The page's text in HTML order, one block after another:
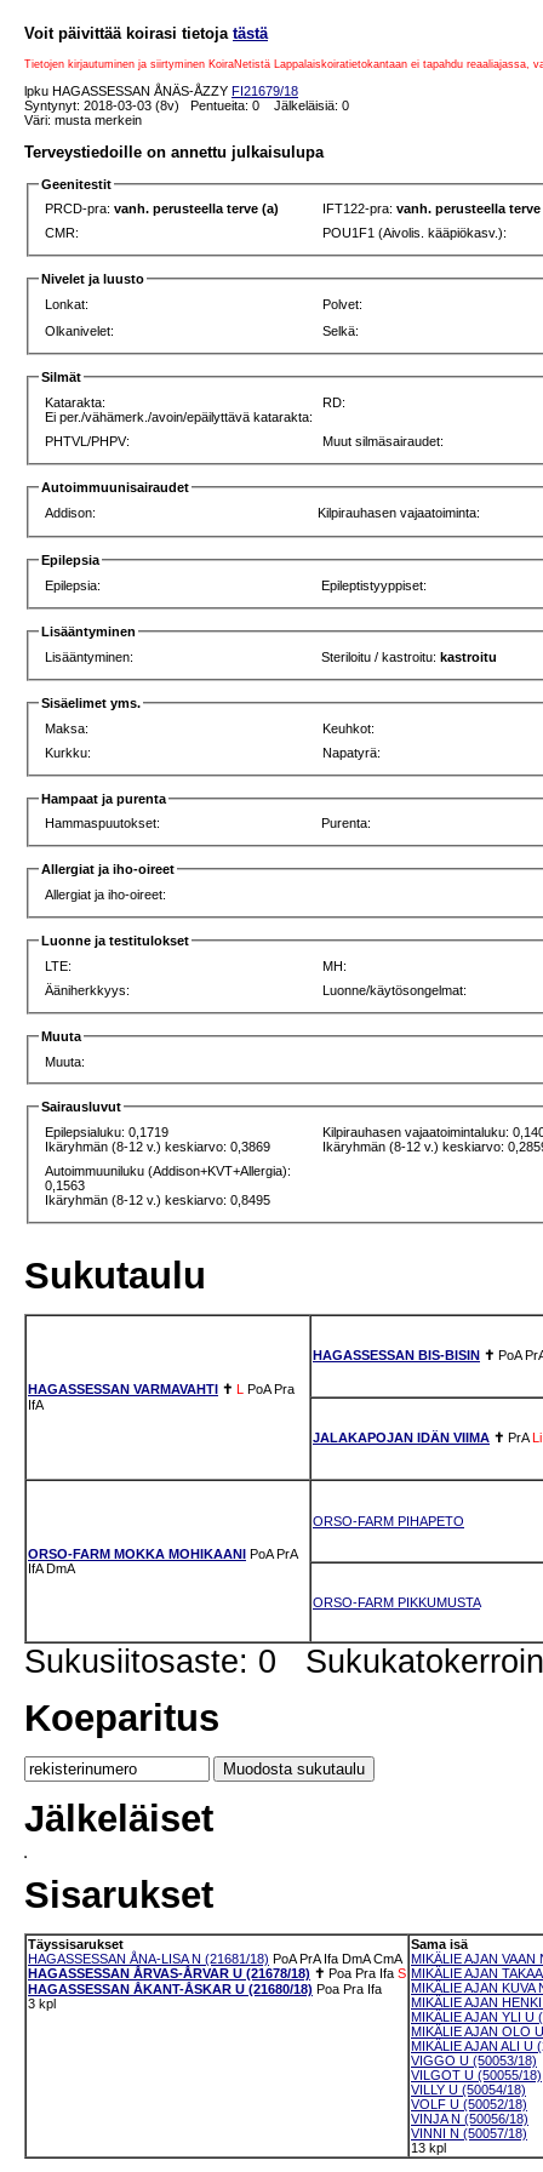
Voit päivittää koirasi tietoja tästä
Tietojen kirjautuminen ja siirtyminen KoiraNetistä Lappalaiskoiratietokantaan ei tapahdu
lpku HAGASSESSAN ÅNÄS-ÅZZY FI21679/18
Syntynyt: 2018-03-03 (8v) Pentueita: 0 Jälkeläisiä: 0
Väri: musta merkein
Terveystiedoille on annettu julkaisulupa
Geenitestit
PRCD-pra:vanh. perusteella terve (a) IFT122-pra:vanh. perusteella terve
CMR:
POU1F1 (Aivolis. kääpiökasv.):
Nivelet ja luusto
Lonkat:
Polvet:
Olkanivelet:
Selkä:
Silmät
Katarakta:
Ei per./vähämerk./avoin/epäilyttävä katarakta:
RD:
PHTVL/PHPV: Muut silmäsairaudet:
Autoimmuunisairaudet
Addison:
Kilpirauhasen vajaatoiminta:
Epilepsia
Epilepsia:
Epileptistyyppiset:
Lisääntyminen
Lisääntyminen:
Steriloitu / kastroitu:kastroitu
Sisäelimet yms.
Maksa:
Keuhkot:
Kurkku:
Napatyrä:
Hampaat ja purenta
Hammaspuutokset:
Purenta:
Allergiat ja iho-oireet
Allergiat ja iho-oireet:
Luonne ja testitulokset
LTE:
MH:
Ääniherkkyys:
Luonne/käytösongelmat:
Muuta
Muuta:
Sairausluvut
Epilepsialuku: 0,1719
Ikäryhmän (8-12 v.) keskiarvo: 0,3869
Kilpirauhasen vajaatoimintaluku:
Ikäryhmän (8-12 v.) keskiarvo:
Autoimmuuniluku (Addison+KVT+Allergia):
0,1563
Ikäryhmän (8-12 v.) keskiarvo: 0,8495
Sukutaulu
HAGASSESSAN VARMAVAHTI ✝ L PoA Pra
IfA
HAGASSESSAN BIS-BISIN ✝ PoA
JALAKAPOJAN IDÄN VIIMA ✝ PrA Li
ORSO-FARM MOKKA MOHIKAANI PoA PrA
IfA DmA
ORSO-FARM PIHAPETO
ORSO-FARM PIKKUMUSTA
Sukusiitosaste: 0
Koeparitus
Jälkeläiset
Sisarukset
Täyssisarukset
HAGASSESSAN ÅNA-LISA N (21681/18) PoA PrA Ifa DmA CmA
HAGASSESSAN ÅRVAS-ÅRVAR U (21678/18) ✝ Poa Pra Ifa S
HAGASSESSAN ÅKANT-ÅSKAR U (21680/18) Poa Pra Ifa
3 kpl
Sama isä
MIKÄLIE AJAN VAAN
MIKÄLIE AJAN
MIKÄLIE AJAN KUVA
MIKÄLIE AJAN
MIKÄLIE AJAN YLI U
MIKÄLIE AJAN OLO
MIKÄLIE AJAN ALI U
VIGGO U (50053/18)
VILGOT U (50055/18)
VILLY U (50054/18)
VOLF U (50052/18)
VINJA N (50056/18)
VINNI N (50057/18)
13 kpl